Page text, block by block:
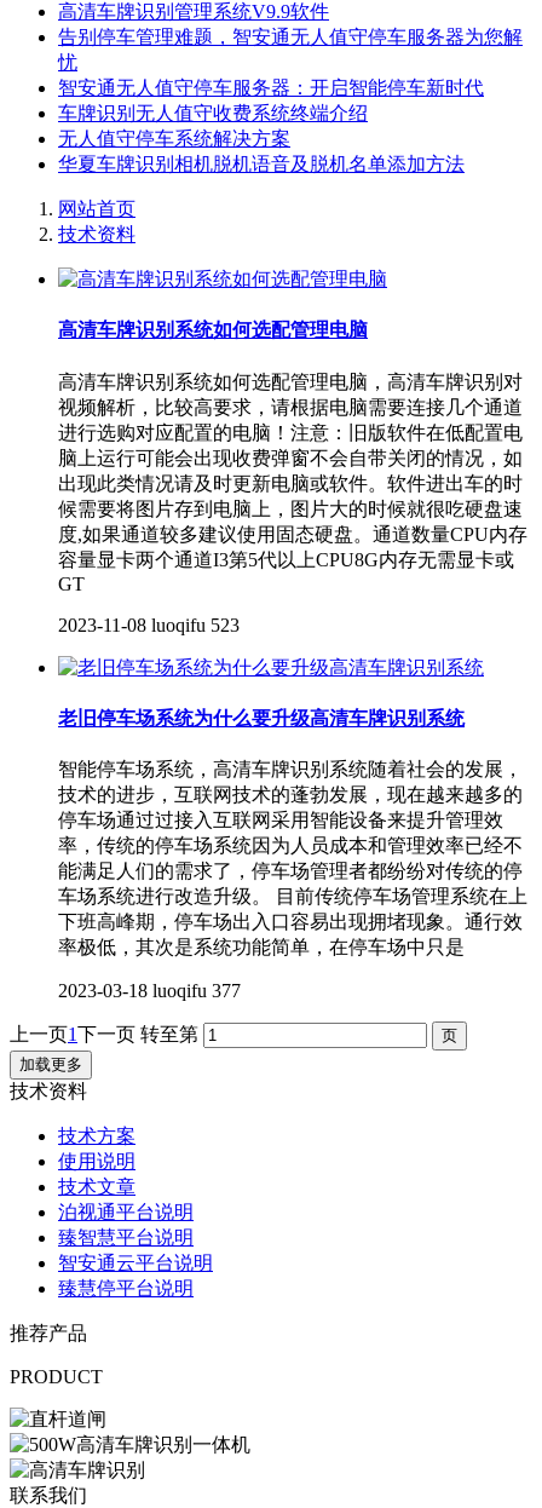
高清车牌识别管理系统V9.9软件
告别停车管理难题，智安通无人值守停车服务器为您解
忧
智安通无人值守停车服务器：开启智能停车新时代
车牌识别无人值守收费系统终端介绍
无人值守停车系统解决方案
华夏车牌识别相机脱机语音及脱机名单添加方法
网站首页
技术资料
高清车牌识别系统如何选配管理电脑
高清车牌识别系统如何选配管理电脑，高清车牌识别对
视频解析，比较高要求，请根据电脑需要连接几个通道
进行选购对应配置的电脑！注意：旧版软件在低配置电
脑上运行可能会出现收费弹窗不会自带关闭的情况，如
出现此类情况请及时更新电脑或软件。软件进出车的时
候需要将图片存到电脑上，图片大的时候就很吃硬盘速
度,如果通道较多建议使用固态硬盘。通道数量CPU内存
容量显卡两个通道I3第5代以上CPU8G内存无需显卡或
GT
2023-11-08 luoqifu 523
老旧停车场系统为什么要升级高清车牌识别系统
智能停车场系统，高清车牌识别系统随着社会的发展，
技术的进步，互联网技术的蓬勃发展，现在越来越多的
停车场通过过接入互联网采用智能设备来提升管理效
率，传统的停车场系统因为人员成本和管理效率已经不
能满足人们的需求了，停车场管理者都纷纷对传统的停
车场系统进行改造升级。 目前传统停车场管理系统在上
下班高峰期，停车场出入口容易出现拥堵现象。通行效
率极低，其次是系统功能简单，在停车场中只是
2023-03-18 luoqifu 377
上一页1下一页 转至第
加载更多
技术资料
技术方案
使用说明
技术文章
泊视通平台说明
臻智慧平台说明
智安通云平台说明
臻慧停平台说明
推荐产品
PRODUCT
联系我们